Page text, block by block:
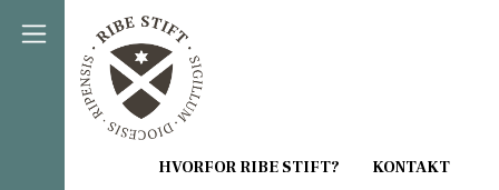
Direkte til indholdet